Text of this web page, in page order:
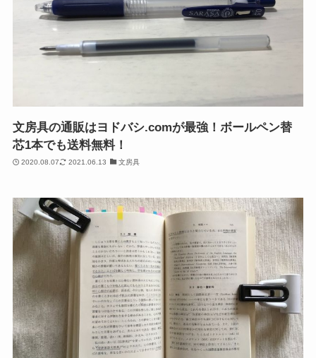
文房具の通販はヨドバシ.comが最強！ボールペン替
芯1本でも送料無料！
2020.08.07 2021.06.13 文房具